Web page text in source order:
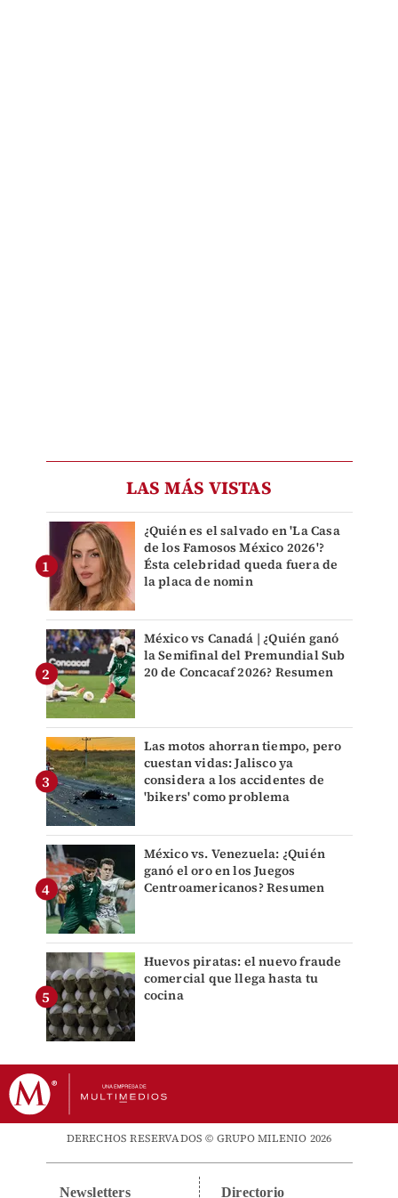
LAS MÁS VISTAS
¿Quién es el salvado en 'La Casa
de los Famosos México 2026'?
Ésta celebridad queda fuera de
la placa de nomin
México vs Canadá | ¿Quién ganó
la Semifinal del Premundial Sub
20 de Concacaf 2026? Resumen
Las motos ahorran tiempo, pero
cuestan vidas: Jalisco ya
considera a los accidentes de
'bikers' como problema
México vs. Venezuela: ¿Quién
ganó el oro en los Juegos
Centroamericanos? Resumen
Huevos piratas: el nuevo fraude
comercial que llega hasta tu
cocina
DERECHOS RESERVADOS © GRUPO MILENIO 2026
Newsletters Directorio